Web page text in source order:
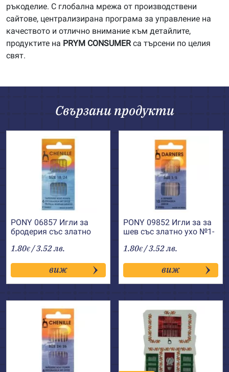
ръкоделие. С глобална мрежа от производствени
сайтове, централизирана програма за управление на
качеството и отлично внимание към детайлите,
продуктите на PRYM CONSUMERса търсени по целия
свят.
Свързани продукти
PONY 06857 Игли за
бродерия със златно
1.80€ / 3.52 лв.
виж
PONY 09852 Игли за за
шев със златно ухо №1-
1.80€ / 3.52 лв.
виж